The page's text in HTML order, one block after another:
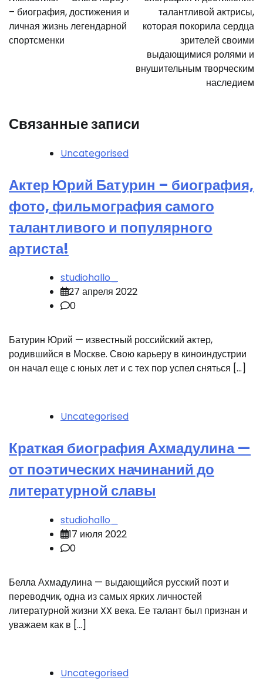
– биография, достижения и
личная жизнь легендарной
спортсменки
талантливой актрисы,
которая покорила сердца
зрителей своими
выдающимися ролями и
внушительным творческим
наследием
Связанные записи
Uncategorised
Актер Юрий Батурин – биография,
фото, фильмография самого
талантливого и популярного
артиста!
studiohallo_
27 апреля 2022
0
Батурин Юрий — известный российский актер,
родившийся в Москве. Свою карьеру в киноиндустрии
он начал еще с юных лет и с тех пор успел сняться […]
Uncategorised
Краткая биография Ахмадулина —
от поэтических начинаний до
литературной славы
studiohallo_
17 июля 2022
0
Белла Ахмадулина — выдающийся русский поэт и
переводчик, одна из самых ярких личностей
литературной жизни XX века. Ее талант был признан и
уважаем как в […]
Uncategorised